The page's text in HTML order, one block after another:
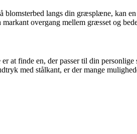
langs din græsplæne, kan
overgang mellem græsset og
finde en, der passer til din
med stålkant, er der mange